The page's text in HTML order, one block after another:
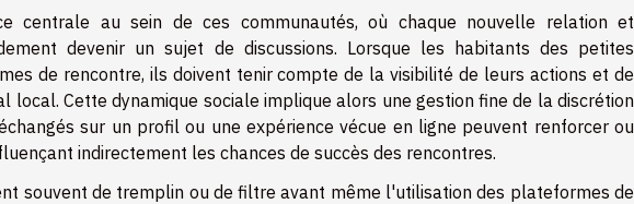
centrale au sein de ces communautés, où chaque nouvelle relation et
devenir un sujet de discussions. Lorsque les habitants des petites
de rencontre, ils doivent tenir compte de la visibilité de leurs actions et de
local. Cette dynamique sociale implique alors une gestion fine de la discrétion
sur un profil ou une expérience vécue en ligne peuvent renforcer ou
indirectement les chances de succès des rencontres.
souvent de tremplin ou de filtre avant même l'utilisation des plateformes de